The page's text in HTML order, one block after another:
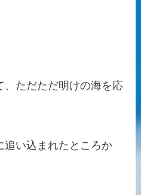
、ただただ明けの海を応
追い込まれたところか